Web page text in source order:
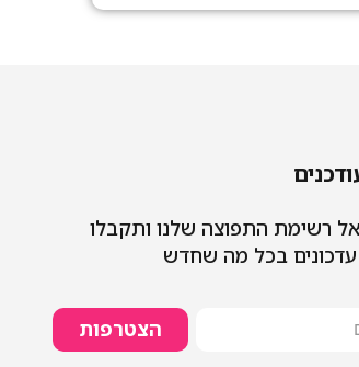
רשימת התפוצה שלנו ותקבלו
עדכונים בכל מה שחדש
הצטרפות